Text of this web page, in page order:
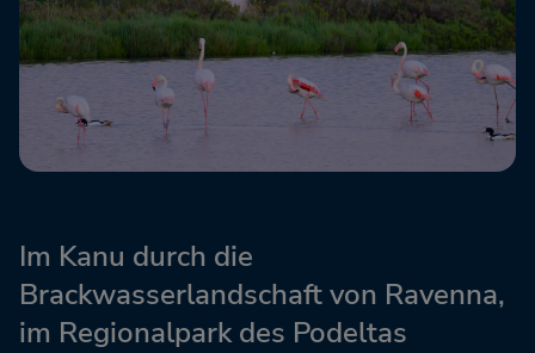
Im Kanu durch die
Brackwasserlandschaft von Ravenna,
im Regionalpark des Podeltas